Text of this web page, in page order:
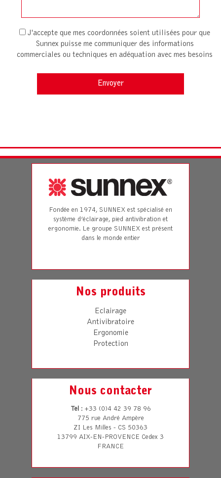
J'accepte que mes coordonnées soient utilisées pour que
Sunnex puisse me communiquer des informations
commerciales ou techniques en adéquation avec mes besoins
Fondée en 1974, SUNNEX est spécialisé en
système d’éclairage, pied antivibration et
ergonomie. Le groupe SUNNEX est présent
dans le monde entier
Nos produits
Eclairage
Antivibratoire
Ergonomie
Protection
Nous contacter
Tel: +33 (0)4 42 39 78 96
775 rue André Ampère
ZI Les Milles - CS 50363
13799 AIX-EN-PROVENCE Cedex 3
FRANCE